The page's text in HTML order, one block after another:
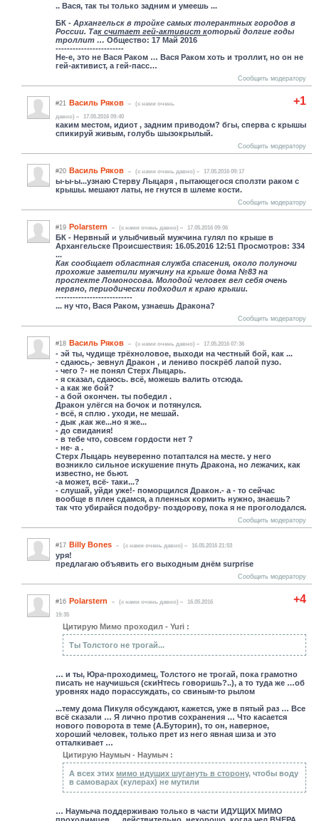
.. Вася, так ты только задним и умеешь ...
БК - Архангельск в тройке самых толерантных городов в
России. Так считает гей-активист который долгие годы
троллит … Общество: 17 Май 2016
------------------------
Не-е, это не Вася Раком … Вася Раком хоть и троллит, но он не
гей-активист, а гей-пасс…
Сообщить модератору
+1
#21 Василь Ряков
(c нами очень
давно)
17.05.2016 09:40
каким местом, идиот , задним приводом? бгы, сперва с крышы
спикируй живым, голубь шызокрылый.
Сообщить модератору
#20 Василь Ряков (c нами очень давно) 17.05.2016 09:17
ы-ы-ы...узнаю Стерву Лыцаря , пытающегося сползти раком с
крышы. мешают латы, не гнутся в шлеме кости.
Сообщить модератору
#19 Polarstern (c нами очень давно) 17.05.2016 09:06
БК - Нервный и улыбчивый мужчина гулял по крыше в
Архангельске Происшествия: 16.05.2016 12:51 Просмотров: 334
...
Как сообщает областная служба спасения, около полуночи
прохожие заметили мужчину на крыше дома №83 на
проспекте Ломоносова. Молодой человек вел себя очень
нервно, периодически подходил к краю крыши.
---------------------------
... ну что, Вася Раком, узнаешь Дракона?
Сообщить модератору
#18 Василь Ряков (c нами очень давно) 17.05.2016 07:36
- эй ты, чудище трёхноловое, выходи на честный бой, как ...
- сдаюсь,- зевнул Дракон , и лениво поскрёб лапой пузо.
- чего ?- не понял Стерх Лыцарь.
- я сказал, сдаюсь. всё, можешь валить отсюда.
- а как же бой?
- а бой окончен. ты победил .
Дракон улёгся на бочок и потянулся.
- всё, я сплю . уходи, не мешай.
- дык ,как же...но я же...
- до свидания!
- в тебе что, совсем гордости нет ?
- не- а .
Стерх Лыцарь неуверенно потаптался на месте. у него
возникло сильное искушение пнуть Дракона, но лежачих, как
известно, не бьют.
-а может, всё- таки...?
- слушай, уйди уже!- поморщился Дракон.- а - то сейчас
вообще в плен сдамся, а пленных кормить нужно, знаешь?
так что убирайся подобру- поздорову, пока я не проголодался.
Сообщить модератору
#17 Billy Bones (c нами очень давно) 16.05.2016 21:53
уря!
предлагаю объявить его выходным днём surprise
Сообщить модератору
+4
#16 Polarstern (c нами очень давно)
16.05.2016
19:35
Цитирую Мимо проходил - Yuri :
Ты Толстого не трогай...
… и ты, Юра-проходимец, Толстого не трогай, пока грамотно
писать не научишься (скиНтесь говоришь?..), а то туда же …об
уровнях надо порассуждать, со свиным-то рылом
...тему дома Пикуля обсуждают, кажется, уже в пятый раз … Все
всё сказали … Я лично против сохранения … Что касается
нового поворота в теме (А.Буторин), то он, наверное,
хороший человек, только прет из него явная шиза и это
отталкивает …
Цитирую Hаумыч - Hаумыч :
А всех этих мимо идущих шугануть в сторону, чтобы воду
в самоварах (кулерах) не мутили
… Наумыча поддерживаю только в части ИДУЩИХ МИМО